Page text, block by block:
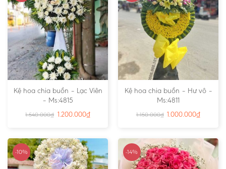
Kệ hoa chia buồn – Lạc Viên
– Ms:4815
1.540.000₫ 1.200.000₫
Kệ hoa chia buồn – Hư vô –
Ms:4811
1.150.000₫ 1.000.000₫
-10% -14%